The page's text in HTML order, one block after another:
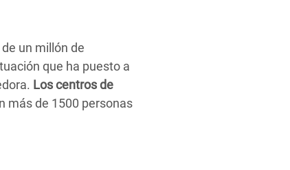
un millón de
que ha puesto a
Los centros de
más de 1500 personas